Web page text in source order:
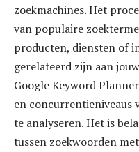
zoekmachines. Het
van populaire
producten, diensten of
gerelateerd zijn aan
Google Keyword
en concurrentieniveaus
te analyseren. Het is
tussen zoekwoorden